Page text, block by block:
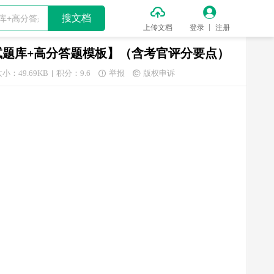
搜文档 
上传文档

登录 注册
库+高分答题模板】（含考官评分要点）
小：49.69KB 积分：9.6  举报  版权申诉